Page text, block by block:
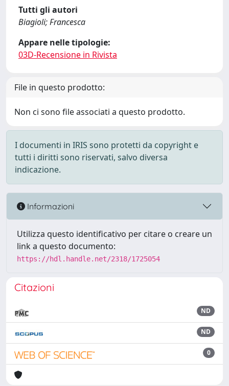
Tutti gli autori
Biagioli; Francesca
Appare nelle tipologie:
03D-Recensione in Rivista
File in questo prodotto:
Non ci sono file associati a questo prodotto.
I documenti in IRIS sono protetti da copyright e
tutti i diritti sono riservati, salvo diversa
indicazione.
Informazioni
Utilizza questo identificativo per citare o creare un
link a questo documento:
https://hdl.handle.net/2318/1725054
Citazioni
ND
ND
0